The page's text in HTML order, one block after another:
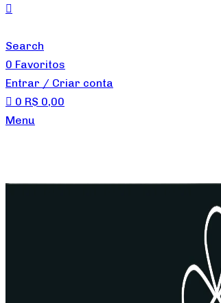
Search
0 Favoritos
Entrar / Criar conta
0 R$ 0,00
Menu